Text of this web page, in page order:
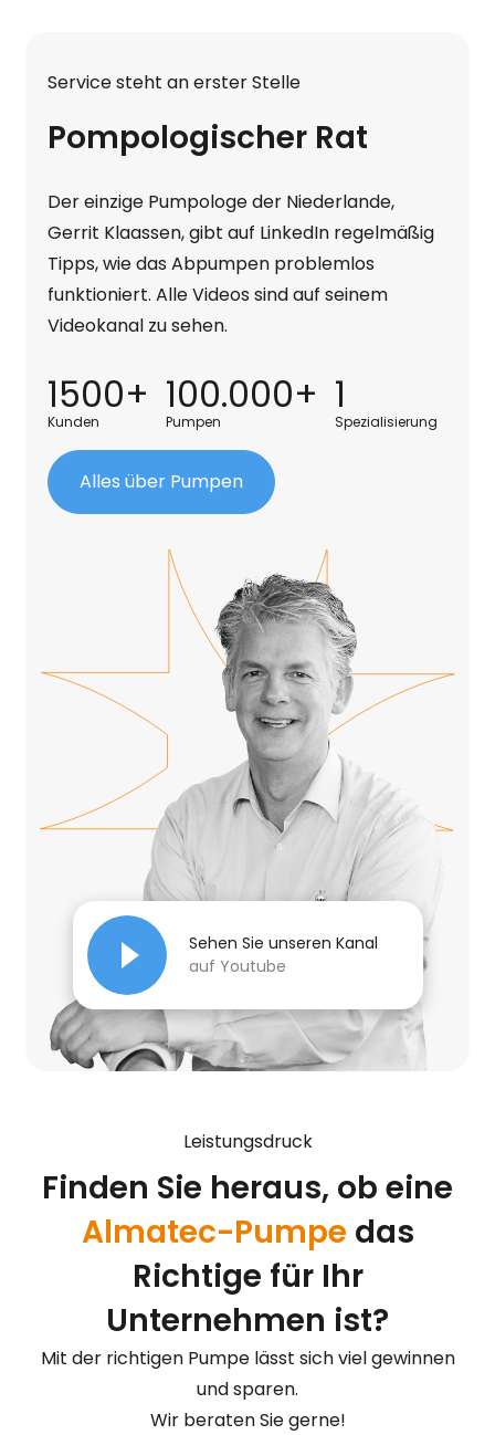
Service steht an erster Stelle
Pompologischer Rat
Der einzige Pumpologe der Niederlande,
Gerrit Klaassen, gibt auf LinkedIn regelmäßig
Tipps, wie das Abpumpen problemlos
funktioniert. Alle Videos sind auf seinem
Videokanal zu sehen.
1500+
Kunden
100.000+
Pumpen
1
Spezialisierung
Alles über Pumpen
Sehen Sie unseren Kanal
auf Youtube
Leistungsdruck
Finden Sie heraus, ob eine
Almatec-Pumpe das
Richtige für Ihr
Unternehmen ist?
Mit der richtigen Pumpe lässt sich viel gewinnen
und sparen.
Wir beraten Sie gerne!